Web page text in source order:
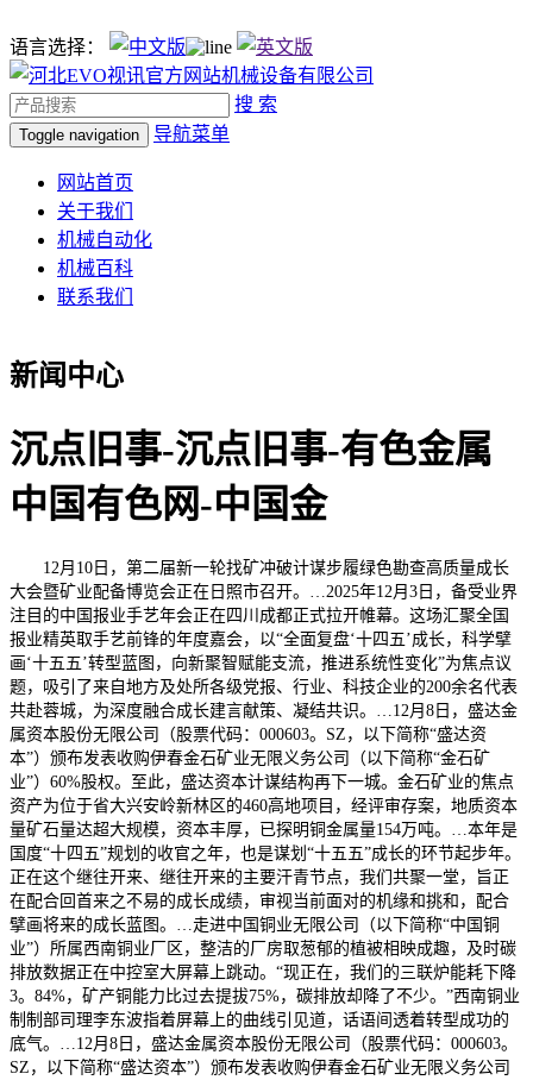
语言选择：
搜 索
Toggle navigation 导航菜单
网站首页
关于我们
机械自动化
机械百科
联系我们
新闻中心
沉点旧事-沉点旧事-有色金属
中国有色网-中国金
12月10日，第二届新一轮找矿冲破计谋步履绿色勘查高质量成长
大会暨矿业配备博览会正在日照市召开。…2025年12月3日，备受业界
注目的中国报业手艺年会正在四川成都正式拉开帷幕。这场汇聚全国
报业精英取手艺前锋的年度嘉会，以“全面复盘‘十四五’成长，科学擘
画‘十五五’转型蓝图，向新聚智赋能支流，推进系统性变化”为焦点议
题，吸引了来自地方及处所各级党报、行业、科技企业的200余名代表
共赴蓉城，为深度融合成长建言献策、凝结共识。…12月8日，盛达金
属资本股份无限公司（股票代码：000603。SZ，以下简称“盛达资
本”）颁布发表收购伊春金石矿业无限义务公司（以下简称“金石矿
业”）60%股权。至此，盛达资本计谋结构再下一城。金石矿业的焦点
资产为位于省大兴安岭新林区的460高地项目，经评审存案，地质资本
量矿石量达超大规模，资本丰厚，已探明铜金属量154万吨。…本年是
国度“十四五”规划的收官之年，也是谋划“十五五”成长的环节起步年。
正在这个继往开来、继往开来的主要汗青节点，我们共聚一堂，旨正
在配合回首来之不易的成长成绩，审视当前面对的机缘和挑和，配合
擘画将来的成长蓝图。…走进中国铜业无限公司（以下简称“中国铜
业”）所属西南铜业厂区，整洁的厂房取葱郁的植被相映成趣，及时碳
排放数据正在中控室大屏幕上跳动。“现正在，我们的三联炉能耗下降
3。84%，矿产铜能力比过去提拔75%，碳排放却降了不少。”西南铜业
制制部司理李东波指着屏幕上的曲线引见道，话语间透着转型成功的
底气。…12月8日，盛达金属资本股份无限公司（股票代码：000603。
SZ，以下简称“盛达资本”）颁布发表收购伊春金石矿业无限义务公司